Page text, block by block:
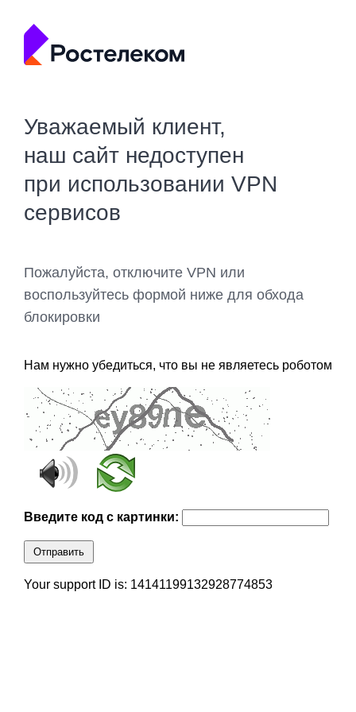
Уважаемый клиент,
наш сайт недоступен
при использовании VPN
сервисов
Пожалуйста, отключите VPN или
воспользуйтесь формой ниже для обхода
блокировки
Нам нужно убедиться, что вы не являетесь роботом
Введите код с картинки:
Отправить
Your support ID is: 14141199132928774853